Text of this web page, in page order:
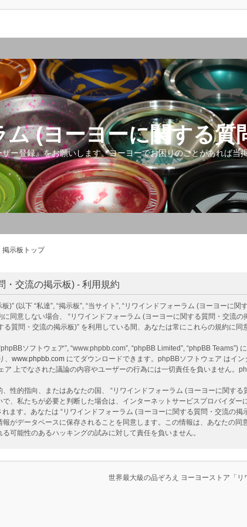
(ヨーヨーに関する質
ー登録』をお願いします。ヨーヨーでお困りのことがあれば
掲示板トップ
・交流の掲示板) - 利用規約
(以下 “私達”, “掲示板”, “当サイト”, “リワインドフォーラム (ヨーヨーに
同意しない場合、 “リワインドフォーラム (ヨーヨーに関する質問・交流
質問・交流の掲示板)” を利用している間、あなたは常にこれらの規約に同
ソフトウェア”, “www.phpbb.com”, “phpBB Limited”, “phpBB
www.phpbb.comにてダウンロードできます。phpBBソフトウェア はイ
上でなされた議論の内容やユーザーの行為には一切責任を負いません。
性的指向、またはあなたの国、 “リワインドフォーラム (ヨーヨーに関す
、私たちが必要と判断した場合は、インターネットサービスプロバイダ
ます。あなたは “リワインドフォーラム (ヨーヨーに関する質問・交流の
がデータベースに保存されることを同意します。この情報は、あなたの
可能性のあるハッキングの試みに対して責任を負いません。
世界最大級の品ぞろえ ヨーヨーストア「リ